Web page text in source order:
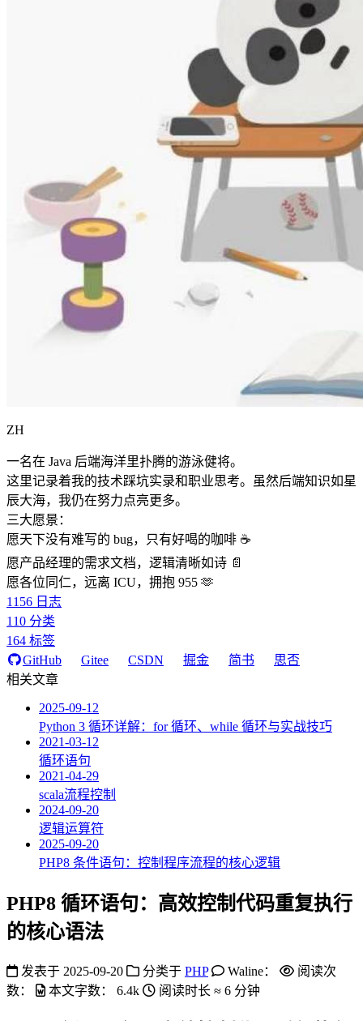
ZH
一名在 Java 后端海洋里扑腾的游泳健将。
这里记录着我的技术踩坑实录和职业思考。虽然后端知识如星
辰大海，我仍在努力点亮更多。
三大愿景：
愿天下没有难写的 bug，只有好喝的咖啡 ☕️
愿产品经理的需求文档，逻辑清晰如诗 📄
愿各位同仁，远离 ICU，拥抱 955 🫶
1156 日志
110 分类
164 标签
GitHub
Gitee CSDN 掘金 简书
思否
相关文章
2025-09-12
Python 3 循环详解：for 循环、while 循环与实战技巧
2021-03-12
循环语句
2021-04-29
scala流程控制
2024-09-20
逻辑运算符
2025-09-20
PHP8 条件语句：控制程序流程的核心逻辑
PHP8 循环语句：高效控制代码重复执行
的核心语法
发表于 2025-09-20 分类于 PHP Waline：
阅读次
数：
本文字数： 6.4k 阅读时长 ≈ 6 分钟